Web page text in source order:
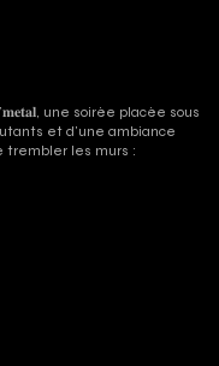
une soirée placée sous
et d'une ambiance
trembler les murs :